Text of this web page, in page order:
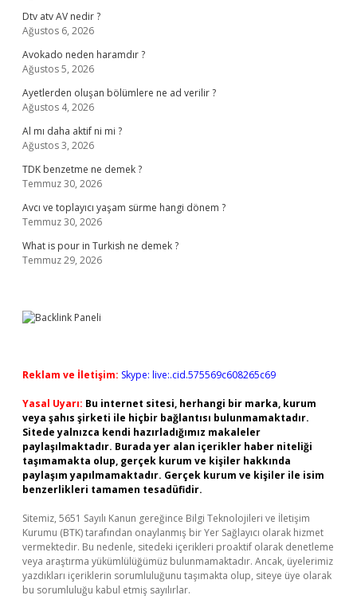
Dtv atv AV nedir ?
Ağustos 6, 2026
Avokado neden haramdır ?
Ağustos 5, 2026
Ayetlerden oluşan bölümlere ne ad verilir ?
Ağustos 4, 2026
Al mı daha aktif ni mi ?
Ağustos 3, 2026
TDK benzetme ne demek ?
Temmuz 30, 2026
Avcı ve toplayıcı yaşam sürme hangi dönem ?
Temmuz 30, 2026
What is pour in Turkish ne demek ?
Temmuz 29, 2026
Reklam ve İletişim: Skype: live:.cid.575569c608265c69
Yasal Uyarı: Bu internet sitesi, herhangi bir marka, kurum
veya şahıs şirketi ile hiçbir bağlantısı bulunmamaktadır.
Sitede yalnızca kendi hazırladığımız makaleler
paylaşılmaktadır. Burada yer alan içerikler haber niteliği
taşımamakta olup, gerçek kurum ve kişiler hakkında
paylaşım yapılmamaktadır. Gerçek kurum ve kişiler ile isim
benzerlikleri tamamen tesadüfidir.
Sitemiz, 5651 Sayılı Kanun gereğince Bilgi Teknolojileri ve İletişim
Kurumu (BTK) tarafından onaylanmış bir Yer Sağlayıcı olarak hizmet
vermektedir. Bu nedenle, sitedeki içerikleri proaktif olarak denetleme
veya araştırma yükümlülüğümüz bulunmamaktadır. Ancak, üyelerimiz
yazdıkları içeriklerin sorumluluğunu taşımakta olup, siteye üye olarak
bu sorumluluğu kabul etmiş sayılırlar.